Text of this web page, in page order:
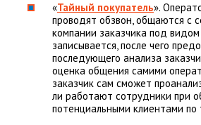
«Тайный покупатель».
проводят обзвон, общаются с
компании заказчика под видом
записывается, после чего
последующего анализа
оценка общения самими
заказчик сам сможет
ли работают сотрудники при
потенциальными клиентами по